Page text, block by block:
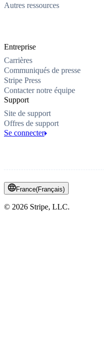
Autres ressources
Entreprise
Carrières
Communiqués de presse
Stripe Press
Contacter notre équipe
Support
Site de support
Offres de support
Se connecter
France(Français)
© 2026 Stripe, LLC.